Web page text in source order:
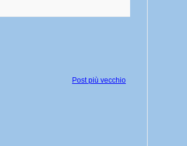
Post più vecchio